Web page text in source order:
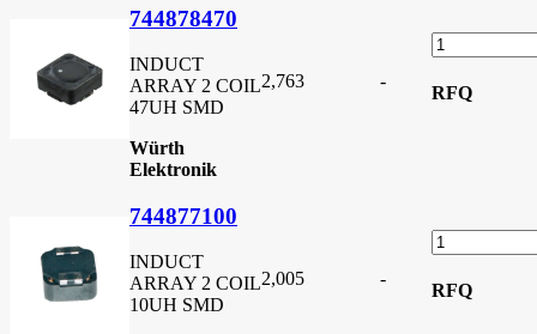
744878470
INDUCT
ARRAY 2 COIL
47UH SMD
Würth
Elektronik
2,763 -
RFQ
744877100
INDUCT
ARRAY 2 COIL
10UH SMD
2,005 -
RFQ